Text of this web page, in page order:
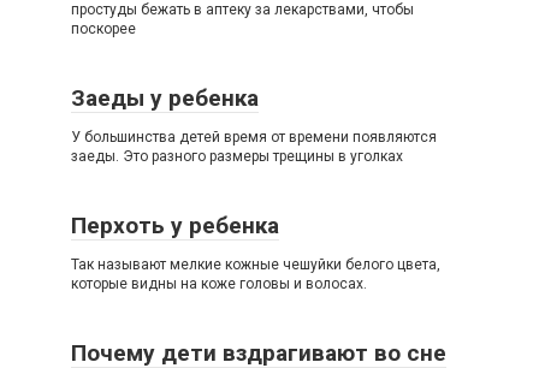
простуды бежать в аптеку за лекарствами, чтобы
поскорее
Заеды у ребенка
У большинства детей время от времени появляются
заеды. Это разного размеры трещины в уголках
Перхоть у ребенка
Так называют мелкие кожные чешуйки белого цвета,
которые видны на коже головы и волосах.
Почему дети вздрагивают во сне